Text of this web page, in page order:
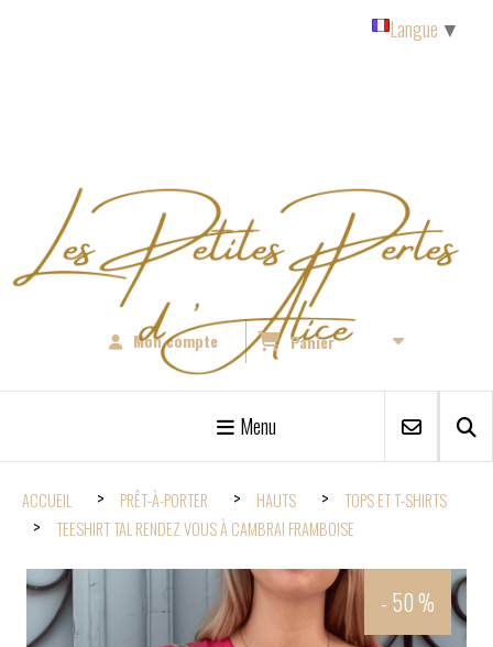
Mon compte Panier
Menu
ACCUEIL PRÊT-À-PORTER HAUTS
TOPS ET T-SHIRTS
TEESHIRT TAL RENDEZ VOUS À CAMBRAI FRAMBOISE
- 50 %
Langue ▼